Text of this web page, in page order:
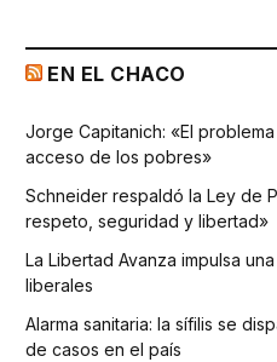
EN EL CHACO
Jorge Capitanich: «El
acceso de los pobres»
Schneider respaldó la Ley de
respeto, seguridad y libertad»
La Libertad Avanza impulsa
liberales
Alarma sanitaria: la sífilis se
de casos en el país